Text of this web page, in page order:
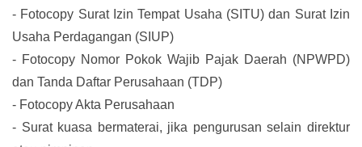
- Fotocopy Surat Izin Tempat Usaha (SITU) dan Surat Izin
Usaha Perdagangan (SIUP)
- Fotocopy Nomor Pokok Wajib Pajak Daerah (NPWPD)
dan Tanda Daftar Perusahaan (TDP)
- Fotocopy Akta Perusahaan
- Surat kuasa bermaterai, jika pengurusan selain direktur